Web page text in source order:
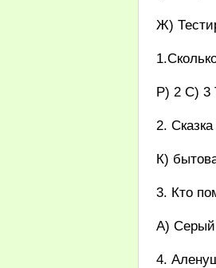
Ж)
Р) 2 С) 3
2.
К)
3. Кто
А) Серый
4.